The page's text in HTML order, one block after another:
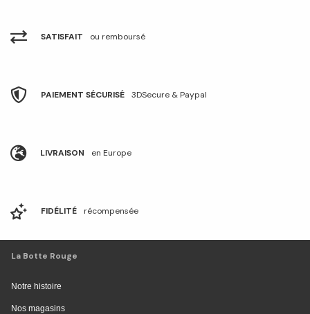
SATISFAIT ou remboursé
PAIEMENT SÉCURISÉ 3DSecure & Paypal
LIVRAISON en Europe
FIDÉLITÉ récompensée
La Botte Rouge
Notre histoire
Nos magasins